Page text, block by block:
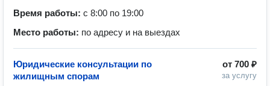
Время работы: с 8:00 по 19:00
Место работы: по адресу и на выездах
от 700 ₽
за услугу
Юридические консультации по
жилищным спорам